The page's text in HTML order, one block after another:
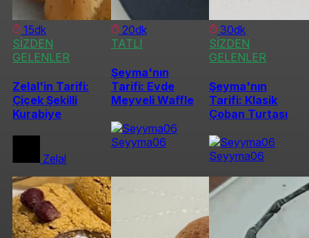
15dk
SİZDEN
GELENLER
Zelal'in Tarifi:
Çiçek Şekilli
Kurabiye
Zelal
20dk
TATLI
Şeyma'nın
Tarifi: Evde
Meyveli Waffle
Seyyma06
30dk
SİZDEN
GELENLER
Şeyma'nın
Tarifi: Klasik
Çoban Turtası
Seyyma06